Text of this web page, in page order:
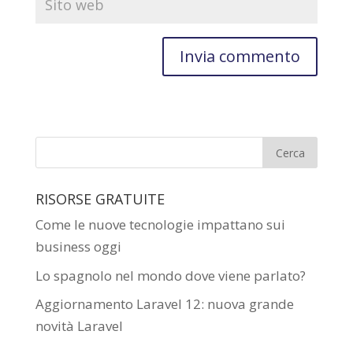
RISORSE GRATUITE
Come le nuove tecnologie impattano sui
business oggi
Lo spagnolo nel mondo dove viene parlato?
Aggiornamento Laravel 12: nuova grande
novità Laravel